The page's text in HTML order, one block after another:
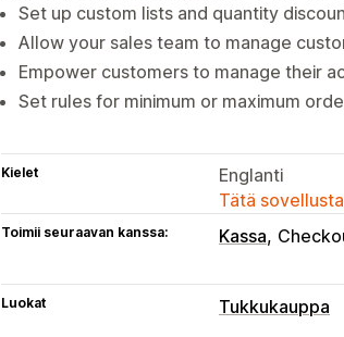
Set up custom lists and quantity
Allow your sales team to manage
Empower customers to manage their
Set rules for minimum or maximum
Kielet
Englanti
Tätä
Toimii seuraavan kanssa: Kassa
Luokat Tukkukauppa